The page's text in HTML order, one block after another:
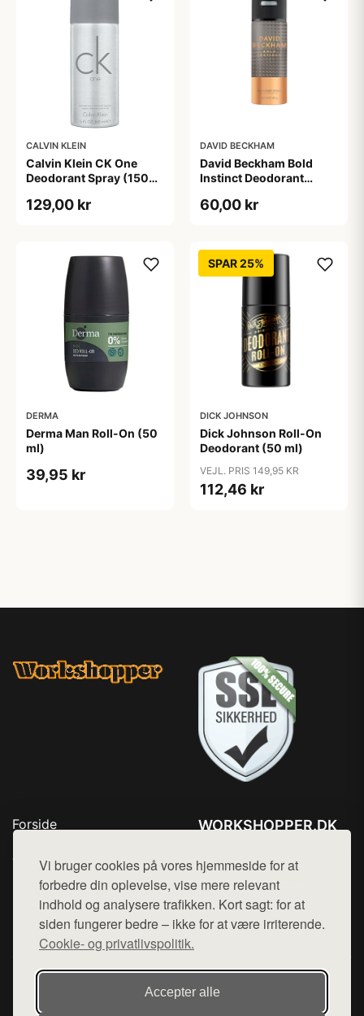
Vi bruger cookies på vores hjemmeside for at
forbedre din oplevelse, vise mere relevant
indhold og analysere trafikken. Kort sagt: for at
siden fungerer bedre – ikke for at være irriterende.
Cookie- og privatlivspolitik.
Accepter alle
CALVIN KLEIN
Calvin Klein CK One
Deodorant Spray (150
129,00 kr
DAVID BECKHAM
David Beckham Bold
Instinct Deodorant
60,00 kr
DERMA
Derma Man Roll-On (50
ml)
39,95 kr
SPAR 25%
DICK JOHNSON
Dick Johnson Roll-On
Deodorant (50 ml)
VEJL. PRIS 149,95 KR
112,46 kr
Forside
Top Rabatter
Kontakt
WORKSHOPPER.DK
Mail: hej@want.dk
Cookie- og privatlivspolitik
Denne side er en del af want.dk, der udgiver en række
hjemmesider med præsentation af forskellige produkter fra